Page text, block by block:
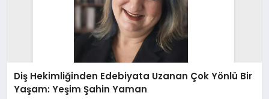
Diş Hekimliğinden Edebiyata Uzanan Çok Yönlü Bir
Yaşam: Yeşim Şahin Yaman